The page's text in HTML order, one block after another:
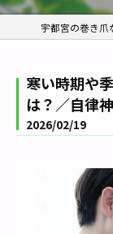
寒い時期や
は？／自律
2026/02/19